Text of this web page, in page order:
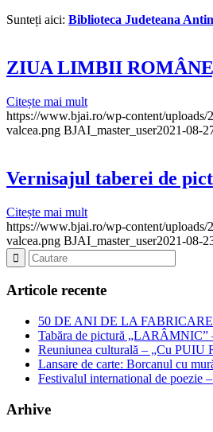
Sunteți aici: Biblioteca Judeteana
ZIUA LIMBII
Citește mai mult
https://www.bjai.ro/wp-content/
valcea.png BJAI_master_user2021-08-
Vernisajul taberei de
Citește mai mult
https://www.bjai.ro/wp-content/uploads/
valcea.png BJAI_master_user2021-08-
Articole recente
50 DE ANI DE LA
Tabăra de pictură „LARÂMNIC”
Reuniunea culturală – „Cu PUIU
Lansare de carte: Borcanul cu
Festivalul international de
Arhive